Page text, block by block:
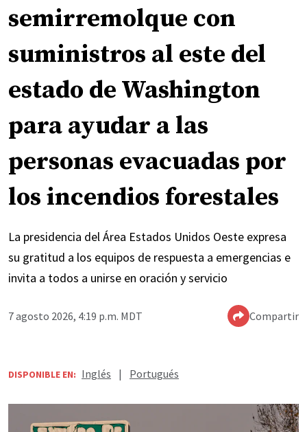
semirremolque con
suministros al este del
estado de Washington
para ayudar a las
personas evacuadas por
los incendios forestales
La presidencia del Área Estados Unidos Oeste expresa
su gratitud a los equipos de respuesta a emergencias e
invita a todos a unirse en oración y servicio
7 agosto 2026, 4:19 p.m. MDT Compartir
DISPONIBLE EN: Inglés | Portugués